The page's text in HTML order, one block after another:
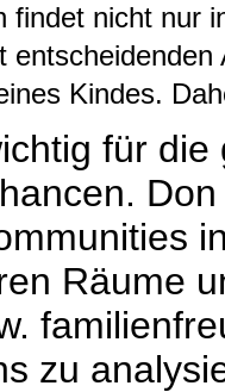
findet nicht nur
Kindes.
für
Räume
zu